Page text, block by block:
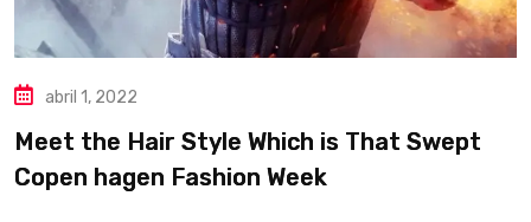
abril 1, 2022
Meet the Hair Style Which is That Swept
Copen hagen Fashion Week